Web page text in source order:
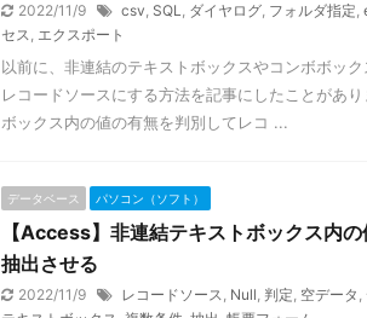
2022/11/9 csv, SQL, ダイヤログ, フォルダ指定,
セス, エクスポート
以前に、非連結のテキストボックスやコンボボッ
レコードソースにする方法を記事にしたことがあ
ボックス内の値の有無を判別してレコ ...
データベース パソコン（ソフト）
【Access】非連結テキストボックス内
抽出させる
2022/11/9 レコードソース, Null, 判定, 空データ ,